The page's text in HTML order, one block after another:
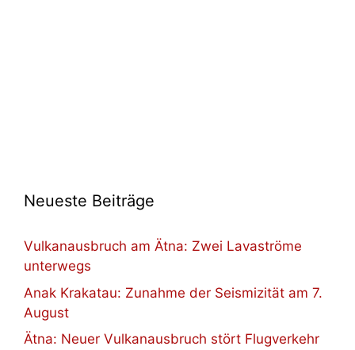
Neueste Beiträge
Vulkanausbruch am Ätna: Zwei Lavaströme
unterwegs
Anak Krakatau: Zunahme der Seismizität am 7.
August
Ätna: Neuer Vulkanausbruch stört Flugverkehr